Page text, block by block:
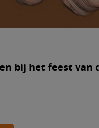
bij het feest van